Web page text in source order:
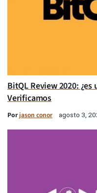
BitQL Review 2020:
Verificamos
Porjason conor agosto 3,